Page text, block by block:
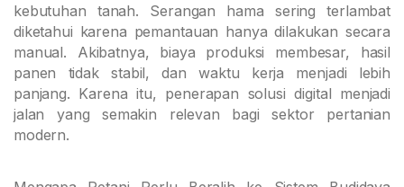
kebutuhan tanah. Serangan hama sering terlambat
diketahui karena pemantauan hanya dilakukan secara
manual. Akibatnya, biaya produksi membesar, hasil
panen tidak stabil, dan waktu kerja menjadi lebih
panjang. Karena itu, penerapan solusi digital menjadi
jalan yang semakin relevan bagi sektor pertanian
modern.